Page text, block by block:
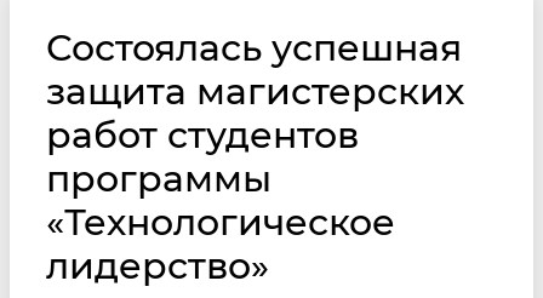
Состоялась успешная
защита магистерских
работ студентов
программы
«Технологическое
лидерство»